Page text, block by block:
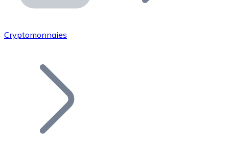
Rejoignez notre réseau de distributeurs et
Ajoutez le token de votre projet à notre service
Cryptomonnaies